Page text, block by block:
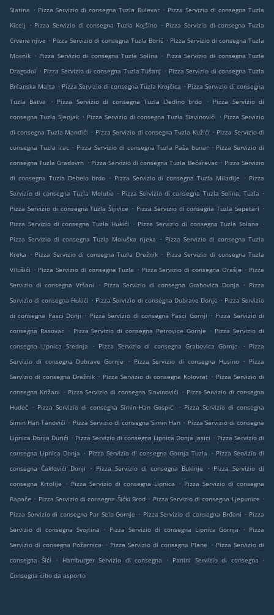
Slatina . Pizza Servizio di consegna Tuzla Bulevar . Pizza Servizio di consegna Tuzla
Kicelj
. Pizza Servizio di consegna Tuzla Kojšino . Pizza Servizio di consegna Tuzla
Crvene njive . Pizza Servizio di consegna Tuzla Borić . Pizza Servizio di consegna Tuzla
Mosnik . Pizza Servizio di consegna Tuzla Solina . Pizza Servizio di consegna Tuzla
Dragodol . Pizza Servizio di consegna Tuzla Tušanj . Pizza Servizio di consegna Tuzla
Brčanska Malta . Pizza Servizio di consegna Tuzla Krojčica . Pizza Servizio di consegna
Tuzla Batva
. Pizza Servizio di consegna Tuzla Dedino brdo . Pizza Servizio di
consegna Tuzla Sjenjak . Pizza Servizio di consegna Tuzla Slavinovići . Pizza Servizio
di consegna Tuzla Mandići . Pizza Servizio di consegna Tuzla Kužići . Pizza Servizio di
consegna Tuzla Irac . Pizza Servizio di consegna Tuzla Paša bunar . Pizza Servizio di
consegna Tuzla Gradovrh . Pizza Servizio di consegna Tuzla Bećarevac . Pizza Servizio
di consegna Tuzla Debelo brdo . Pizza Servizio di consegna Tuzla Miladije . Pizza
Servizio di consegna Tuzla Moluhe . Pizza Servizio di consegna Tuzla Solina, Tuzla .
Pizza Servizio di consegna Tuzla Šljivice . Pizza Servizio di consegna Tuzla Sepetari .
Pizza Servizio di consegna Tuzla Hukići
. Pizza Servizio di consegna Tuzla Solana
.
Pizza Servizio di consegna Tuzla Moluška rijeka
. Pizza Servizio di consegna Tuzla
Kreka
. Pizza Servizio di consegna Tuzla Drežnik . Pizza Servizio di consegna Tuzla
Vilušići . Pizza Servizio di consegna Tuzla . Pizza Servizio di consegna Orašje . Pizza
Servizio di consegna Vršani
. Pizza Servizio di consegna Grabovica Donja . Pizza
Servizio di consegna Hukići . Pizza Servizio di consegna Dubrave Donje . Pizza Servizio
di consegna Pasci Donji . Pizza Servizio di consegna Pasci Gornji . Pizza Servizio di
consegna Rasovac . Pizza Servizio di consegna Petrovice Gornje . Pizza Servizio di
consegna Lipnica Srednja
. Pizza Servizio di consegna Grabovica Gornja . Pizza
Servizio di consegna Dubrave Gornje
. Pizza Servizio di consegna Husino . Pizza
Servizio di consegna Drežnik . Pizza Servizio di consegna Kolovrat . Pizza Servizio di
consegna Križani . Pizza Servizio di consegna Slavinovići . Pizza Servizio di consegna
Hudeč . Pizza Servizio di consegna Simin Han Gospići . Pizza Servizio di consegna
Simin Han Tanovići . Pizza Servizio di consegna Simin Han . Pizza Servizio di consegna
Lipnica Donja Durići . Pizza Servizio di consegna Lipnica Donja Jasici . Pizza Servizio di
consegna Lipnica Donja . Pizza Servizio di consegna Gornja Tuzla . Pizza Servizio di
consegna Čaklovići Donji
. Pizza Servizio di consegna Bukinje . Pizza Servizio di
consegna Krtolije
. Pizza Servizio di consegna Lipnica . Pizza Servizio di consegna
Rapače . Pizza Servizio di consegna Šićki Brod . Pizza Servizio di consegna Ljepunice .
Pizza Servizio di consegna Par Selo Gornje . Pizza Servizio di consegna Brđani . Pizza
Servizio di consegna Svojtina
. Pizza Servizio di consegna Lipnica Gornja . Pizza
Servizio di consegna Požarnica
. Pizza Servizio di consegna Plane . Pizza Servizio di
consegna Šići
. Hamburger Servizio di consegna . Panini Servizio di consegna
.
Consegna cibo da asporto